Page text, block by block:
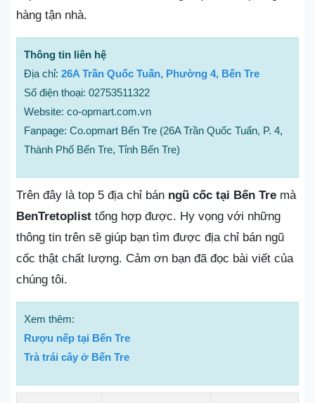
hàng tận nhà.
Thông tin liên hệ
Địa chỉ: 26A Trần Quốc Tuấn, Phường 4, Bến Tre
Số điện thoại: 02753511322
Website: co-opmart.com.vn
Fanpage: Co.opmart Bến Tre (26A Trần Quốc Tuấn, P. 4,
Thành Phố Bến Tre, Tỉnh Bến Tre)
Trên đây là top 5 địa chỉ bán ngũ cốc tại Bến Tre mà
BenTretoplist tổng hợp được. Hy vọng với những
thông tin trên sẽ giúp bạn tìm được địa chỉ bán ngũ
cốc thật chất lượng. Cảm ơn bạn đã đọc bài viết của
chúng tôi.
Xem thêm:
Rượu nếp tại Bến Tre
Trà trái cây ở Bến Tre